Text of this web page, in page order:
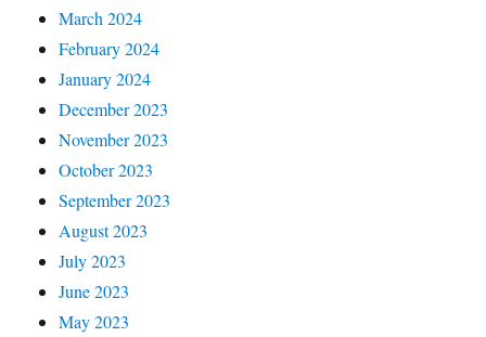
March 2024
February 2024
January 2024
December 2023
November 2023
October 2023
September 2023
August 2023
July 2023
June 2023
May 2023